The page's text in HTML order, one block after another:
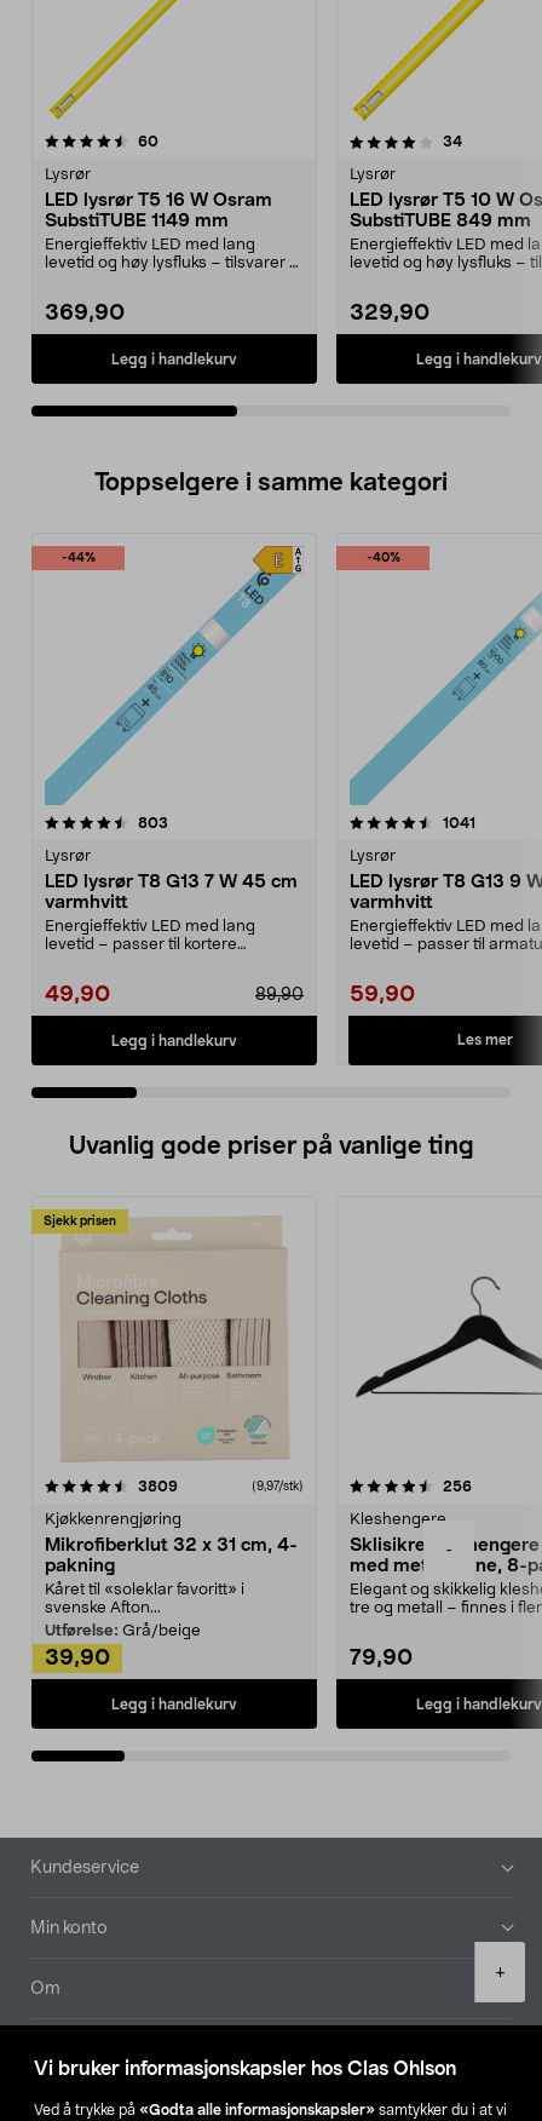
Vi bruker informasjonskapsler hos Clas Ohlson
Ved å trykke på «Godta alle informasjonskapsler» samtykker du i at vi
-
+
60anmeldelser
Lysrør
LED lysrør T5 16 W Osram
SubstiTUBE 1149 mm
Energieffektiv LED med lang
levetid og høy lysfluks – tilsvarer et
369,90
Legg i handlekurv
4.0av 5 stjerner 34
Lysrør
LED lysrør T5 10 W
SubstiTUBE 849 mm
Energieffektiv LED med
levetid og høy lysfluks –
329,90
Legg i handlekurv
3.5av 5 stjerner
Toppselgere i samme kategori
-44%
803
Lysrør
LED lysrør T8 G13 7 W 45 cm
varmhvitt
Energieffektiv LED med lang
levetid – passer til kortere
49,90 89,90
Legg i handlekurv
-40%
4.5 av 5 stjerner 1041
Lysrør
LED lysrør T8 G13 9
varmhvitt
Energieffektiv LED med
levetid – passer til
59,90
Les mer
4.5 av 5 stjerner
Uvanlig gode priser på vanlige ting
Sjekk prisen
3809anmeldelser(9,97/stk)
Kjøkkenrengjøring
Mikrofiberklut 32 x 31 cm, 4-
pakning
Kåret til «soleklar favoritt» i
svenske Afton...
Utførelse: Grå/beige
39,90
Legg i handlekurv
4.5av 5 stjerner 256
Kleshengere
Sklisikre
med metallpinne, 8-
Elegant og skikkelig
tre og metall – finnes i
79,90
Legg i handlekurv
4.5av 5 stjerner
Bunntekst
Kundeservice
Min konto
Om
Våre selskaper